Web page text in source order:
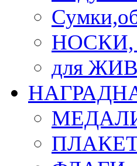
для